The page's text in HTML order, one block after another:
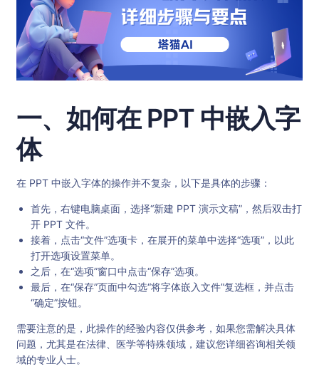
一、如何在 PPT 中嵌入字
体
在 PPT 中嵌入字体的操作并不复杂，以下是具体的步骤：
首先，右键电脑桌面，选择“新建 PPT 演示文稿”，然后双击打
开 PPT 文件。
接着，点击“文件”选项卡，在展开的菜单中选择“选项”，以此
打开选项设置菜单。
之后，在“选项”窗口中点击“保存”选项。
最后，在“保存”页面中勾选“将字体嵌入文件”复选框，并点击
“确定”按钮。
需要注意的是，此操作的经验内容仅供参考，如果您需解决具体
问题，尤其是在法律、医学等特殊领域，建议您详细咨询相关领
域的专业人士。